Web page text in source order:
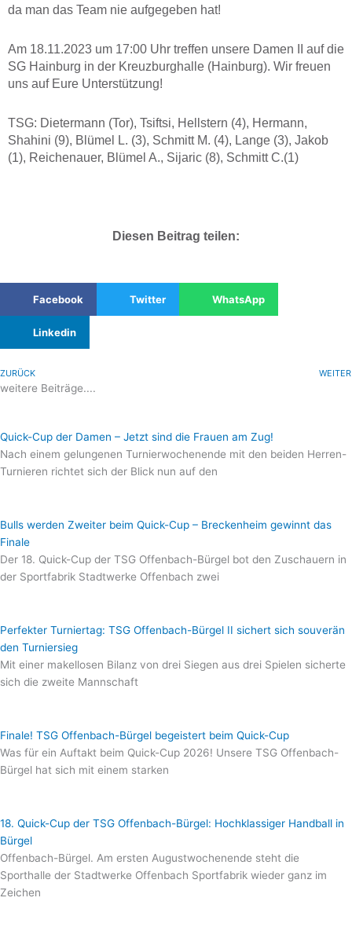
da man das Team nie aufgegeben hat!
Am 18.11.2023 um 17:00 Uhr treffen unsere Damen II auf die
SG Hainburg in der Kreuzburghalle (Hainburg). Wir freuen
uns auf Eure Unterstützung!
TSG: Dietermann (Tor), Tsiftsi, Hellstern (4), Hermann,
Shahini (9), Blümel L. (3), Schmitt M. (4), Lange (3), Jakob
(1), Reichenauer, Blümel A., Sijaric (8), Schmitt C.(1)
Diesen Beitrag teilen:
Facebook Twitter WhatsApp
Linkedin
ZURÜCK WEITER
weitere Beiträge....
Quick-Cup der Damen – Jetzt sind die Frauen am Zug!
Nach einem gelungenen Turnierwochenende mit den beiden Herren-
Turnieren richtet sich der Blick nun auf den
Bulls werden Zweiter beim Quick-Cup – Breckenheim gewinnt das
Finale
Der 18. Quick-Cup der TSG Offenbach-Bürgel bot den Zuschauern in
der Sportfabrik Stadtwerke Offenbach zwei
Perfekter Turniertag: TSG Offenbach-Bürgel II sichert sich souverän
den Turniersieg
Mit einer makellosen Bilanz von drei Siegen aus drei Spielen sicherte
sich die zweite Mannschaft
Finale! TSG Offenbach-Bürgel begeistert beim Quick-Cup
Was für ein Auftakt beim Quick-Cup 2026! Unsere TSG Offenbach-
Bürgel hat sich mit einem starken
18. Quick-Cup der TSG Offenbach-Bürgel: Hochklassiger Handball in
Bürgel
Offenbach-Bürgel. Am ersten Augustwochenende steht die
Sporthalle der Stadtwerke Offenbach Sportfabrik wieder ganz im
Zeichen